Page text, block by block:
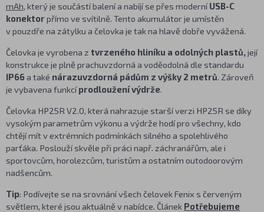
mAh, který je součástí balení a nabíjí se přes moderníUSB-C
konektorpřímo ve svítilně. Tento akumulátor je umístěn
v pouzdře na zátylku a čelovka je tak na hlavě dobře vyvážená.
Čelovka je vyrobena z tvrzeného hliníku a odolných plastů,její
konstrukce je plně prachuvzdorná a voděodolná dle standardu
IP66a také nárazuvzdorná pádům z výšky 2 metrů. Zároveň
je vybavena funkcíprodloužení výdrže.
Čelovka HP25R V2.0, která nahrazuje starší verzi HP25R se díky
vysokým parametrům výkonu a výdrže hodí pro všechny, kdo
chtějí mít v extrémních podmínkách silného a spolehlivého
parťáka. Poslouží skvěle při práci např. záchranářům, ale i
sportovcům, horolezcům, turistům a ostatním outodoorovým
nadšencům.
Tip: Podívejte se na srovnání všech čelovek Fenix s červeným
světlem, které jsou aktuálně v nabídce. Článek Potřebujeme